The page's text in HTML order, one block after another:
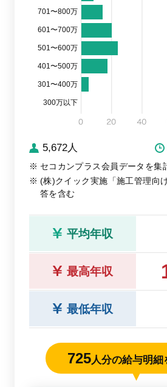
701〜800万
601〜700万
501〜600万
401〜500万
301〜400万
300万以下
5,672人
セコカンプラス会員データを集
(株)クイック実施「施工管理向
答を含む
平均年収
最高年収
最低年収
725人分の給与明細